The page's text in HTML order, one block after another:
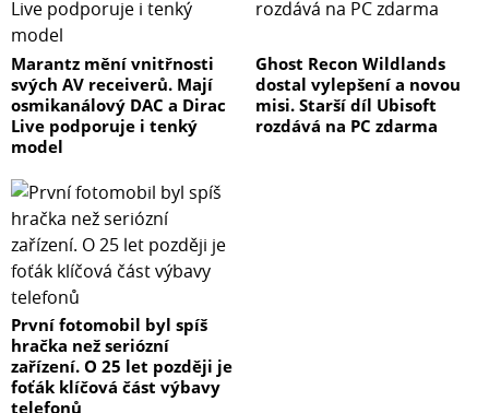
Marantz mění vnitřnosti
svých AV receiverů. Mají
osmikanálový DAC a Dirac
Live podporuje i tenký
model
Ghost Recon Wildlands
dostal vylepšení a novou
misi. Starší díl Ubisoft
rozdává na PC zdarma
První fotomobil byl spíš
hračka než seriózní
zařízení. O 25 let později je
foťák klíčová část výbavy
telefonů